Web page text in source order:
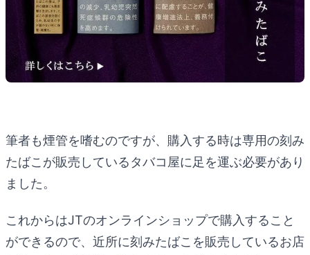
筆者も煙管を嗜むのですが、購入する時は専用の刻み
たばこが販売しているタバコ屋に足を運ぶ必要があり
ました。
これからはJTのオンラインショップで購入すること
ができるので、近所に刻みたばこを販売しているお店